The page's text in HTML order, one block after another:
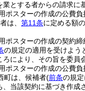
業とする者からの請求に
ポスターの作成の公費負
は、 第11条に定める額
ポスターの作成の契約締
の規定の適用を受けよう
ろにより、その旨を委員
ポスターの作成の公費
町は、候補者(前条の規
、当該契約に基づき作成